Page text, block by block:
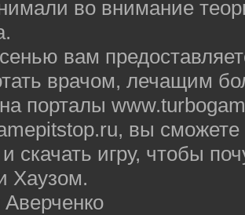
во внимание
вам
врачом, лечащим
порталы
вы
скачать игру, чтобы
Хаузом.